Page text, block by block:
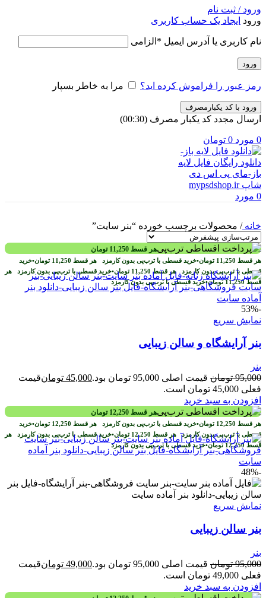
ورود / ثبت نام
ورود ایجاد یک حساب کاربری
نام کاربری یا آدرس ایمیل * الزامی
ورود
رمز عبور را فراموش کرده اید؟ مرا به خاطر بسپار
ورود با کد یکبارمصرف
ارسال مجدد کد یکبار مصرف (00:
30
)
0 مورد 0 تومان
0 مورد
خانه/ محصولات برچسب خورده “بنر سایت”
هر قسط 11,250 تومان
هر قسط 11,250 تومان•خرید قسطی با ترب‌پی بدون کارمزد هر قسط 11,250 تومان•خرید
قسطی با ترب‌پی بدون کارمزد هر قسط 11,250 تومان•خرید قسطی با ترب‌پی بدون کارمزد هر
قسط11,250 تومان•خرید قسطی با ترب‌پی بدون کارمزد
-53%
نمایش سریع
بنر آرایشگاه و سالن زیبایی
بنر
95,000 تومان قیمت اصلی 95,000 تومان بود. 45,000 تومانقیمت
فعلی 45,000 تومان است.
افزودن به سبد خرید
هر قسط 12,250 تومان
هر قسط 12,250 تومان•خرید قسطی با ترب‌پی بدون کارمزد هر قسط 12,250 تومان•خرید
قسطی با ترب‌پی بدون کارمزد هر قسط 12,250 تومان•خرید قسطی با ترب‌پی بدون کارمزد هر
قسط12,250 تومان•خرید قسطی با ترب‌پی بدون کارمزد
-48%
نمایش سریع
بنر سالن زیبایی
بنر
95,000 تومان قیمت اصلی 95,000 تومان بود. 49,000 تومانقیمت
فعلی 49,000 تومان است.
افزودن به سبد خرید